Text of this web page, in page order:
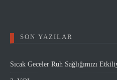
SON YAZILAR
Sıcak Geceler Ruh Sağlığımızı